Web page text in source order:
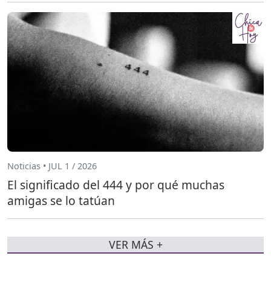
Noticias • JUL 1 / 2026
El significado del 444 y por qué muchas
amigas se lo tatúan
VER MÁS +